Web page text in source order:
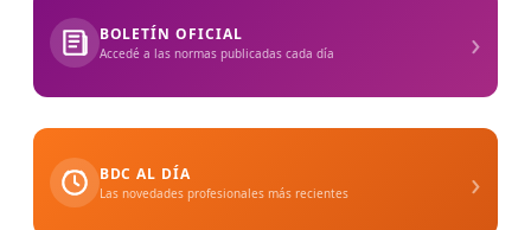
BOLETÍN OFICIAL
Accedé a las normas publicadas cada día ›
BDC AL DÍA
Las novedades profesionales más recientes ›